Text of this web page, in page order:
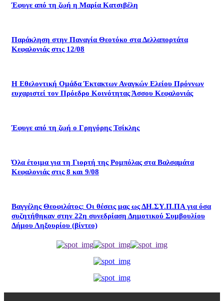
Έφυγε από τη ζωή η Μαρία Κατσιβέλη
Παράκληση στην Παναγία Θεοτόκο στα Δελλαπορτάτα
Κεφαλονιάς στις 12/08
Η Εθελοντική Ομάδα Έκτακτων Αναγκών Ελείου Πρόννων
ευχαριστεί τον Πρόεδρο Κοινότητας Άσσου Κεφαλονιάς
Έφυγε από τη ζωή ο Γρηγόρης Τσίκλης
Όλα έτοιμα για τη Γιορτή της Ρομπόλας στα Βαλσαμάτα
Κεφαλονιάς στις 8 και 9/08
Βαγγέλης Θεοφιλάτος: Οι θέσεις μας ως ΔΗ.ΣΥ.Π.ΠΑ για όσα
συζητήθηκαν στην 22η συνεδρίαση Δημοτικού Συμβουλίου
Δήμου Ληξουρίου (βίντεο)